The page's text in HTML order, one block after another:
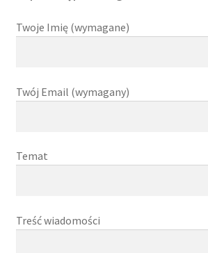
Twoje Imię (wymagane)
Twój Email (wymagany)
Temat
Treść wiadomości